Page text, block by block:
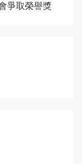
爭取榮譽獎